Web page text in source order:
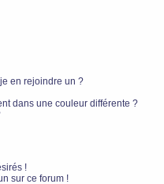
en rejoindre un ?
dans une couleur différente ?
!
sur ce forum !